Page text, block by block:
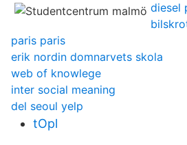
diesel
paris paris
erik nordin domnarvets skola
web of knowlege
inter social meaning
del seoul yelp
tOpl